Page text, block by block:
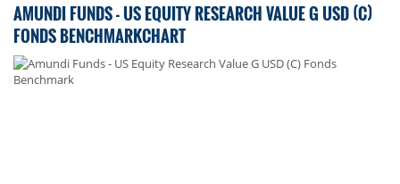
AMUNDI FUNDS - US EQUITY RESEARCH VALUE G USD (C)
FONDS BENCHMARKCHART